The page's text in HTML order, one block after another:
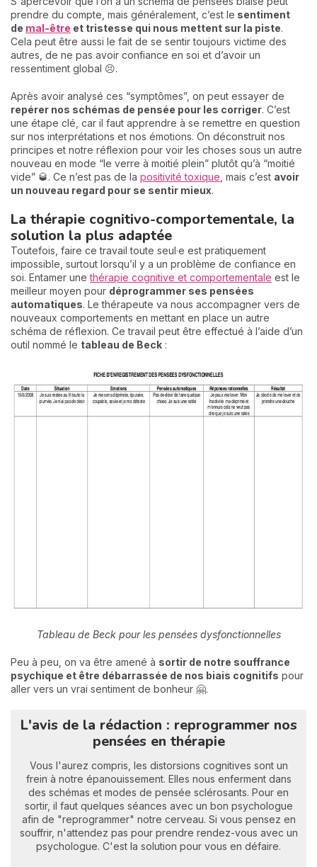
prendre du compte, mais généralement, c’est le sentiment
de mal-être et tristesse qui nous mettent sur la piste.
Cela peut être aussi le fait de se sentir toujours victime des
autres, de ne pas avoir confiance en soi et d’avoir un
ressentiment global 😣.
Après avoir analysé ces “symptômes”, on peut essayer de
repérer nos schémas de pensée pour les corriger. C’est
une étape clé, car il faut apprendre à se remettre en question
sur nos interprétations et nos émotions. On déconstruit nos
principes et notre réflexion pour voir les choses sous un autre
nouveau en mode “le verre à moitié plein” plutôt qu’à “moitié
vide” 🥃. Ce n’est pas de la positivité toxique, mais c’est avoir
un nouveau regard pour se sentir mieux.
La thérapie cognitivo-comportementale, la
solution la plus adaptée
Toutefois, faire ce travail toute seul·e est pratiquement
impossible, surtout lorsqu’il y a un problème de confiance en
soi. Entamer unethérapie cognitive et comportementale est le
meilleur moyen pour déprogrammer ses pensées
automatiques. Le thérapeute va nous accompagner vers de
nouveaux comportements en mettant en place un autre
schéma de réflexion. Ce travail peut être effectué à l’aide d’un
outil nommé le tableau de Beck :
Tableau de Beck pour les pensées dysfonctionnelles
Peu à peu, on va être amené à sortir de notre souffrance
psychique et être débarrassée de nos biais cognitifs pour
aller vers un vrai sentiment de bonheur 🤗.
L'avis de la rédaction : reprogrammer nos
pensées en thérapie
Vous l'aurez compris, les distorsions cognitives sont un
frein à notre épanouissement. Elles nous enferment dans
des schémas et modes de pensée sclérosants. Pour en
sortir, il faut quelques séances avec un bon psychologue
afin de "reprogrammer" notre cerveau. Si vous pensez en
souffrir, n'attendez pas pour prendre rendez-vous avec un
psychologue. C'est la solution pour vous en défaire.